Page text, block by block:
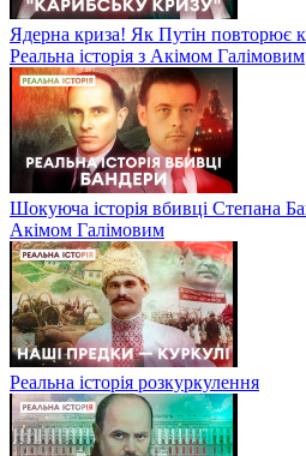
Ядерна криза! Як Путін повторює
Реальна історія з Акімом Галімовим
Шокуюча історія вбивці Степана
Акімом Галімовим
Реальна історія розкуркулення